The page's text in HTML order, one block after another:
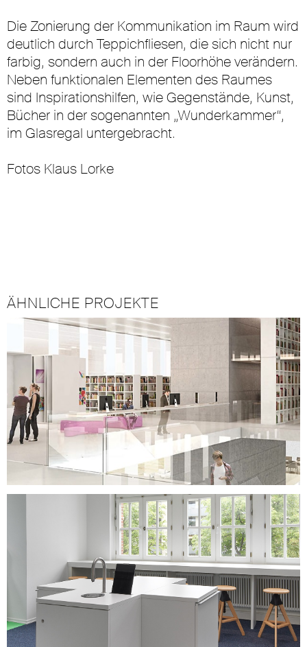
Die Zonierung der Kommunikation im Raum wird
deutlich durch Teppichfliesen, die sich nicht nur
farbig, sondern auch in der Floorhöhe verändern.
Neben funktionalen Elementen des Raumes
sind Inspirationshilfen, wie Gegenstände, Kunst,
Bücher in der sogenannten „Wunderkammer“,
im Glasregal untergebracht.
Fotos Klaus Lorke
ÄHNLICHE PROJEKTE